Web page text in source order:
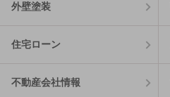
外壁塗装
住宅ローン
不動産会社情報